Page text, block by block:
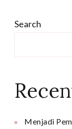
Search
Menjadi